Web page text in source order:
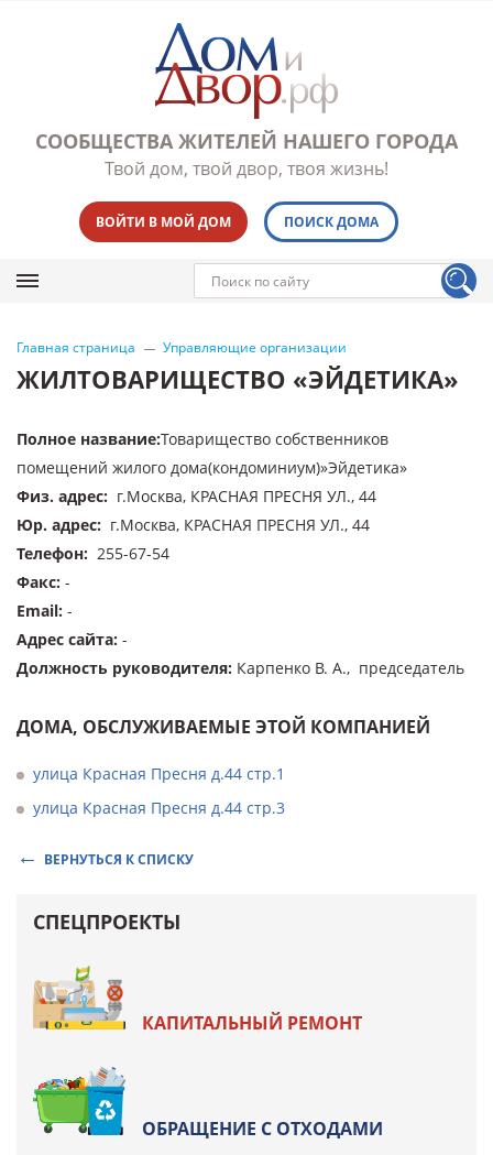
СООБЩЕСТВА ЖИТЕЛЕЙ НАШЕГО ГОРОДА
Твой дом, твой двор, твоя жизнь!
ВОЙТИ В МОЙ ДОМ ПОИСК ДОМА
Главная страница Управляющие организации
ЖИЛТОВАРИЩЕСТВО «ЭЙДЕТИКА»
Полное название:Товарищество собственников
помещений жилого дома(кондоминиум)»Эйдетика»
Физ. адрес: г.Москва, КРАСНАЯ ПРЕСНЯ УЛ., 44
Юр. адрес: г.Москва, КРАСНАЯ ПРЕСНЯ УЛ., 44
Телефон: 255-67-54
Факс: -
Email: -
Адрес сайта: -
Должность руководителя: Карпенко В. А., председатель
ДОМА, ОБСЛУЖИВАЕМЫЕ ЭТОЙ КОМПАНИЕЙ
улица Красная Пресня д.44 стр.1
улица Красная Пресня д.44 стр.3
ВЕРНУТЬСЯ К СПИСКУ
СПЕЦПРОЕКТЫ
КАПИТАЛЬНЫЙ РЕМОНТ
ОБРАЩЕНИЕ С ОТХОДАМИ